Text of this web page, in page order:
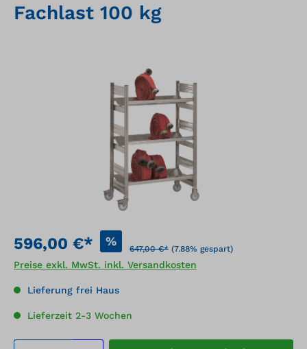
Fachlast 100 kg
596,00 €* %
647,00 €* (7.88% gespart)
Preise exkl. MwSt. inkl. Versandkosten
Lieferung frei Haus
Lieferzeit 2-3 Wochen